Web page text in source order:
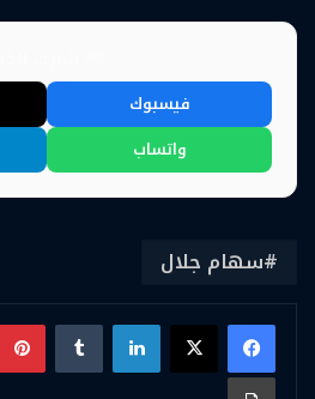
فيسبوك
واتساب
سهام جلال
لينكدإن
طباعة